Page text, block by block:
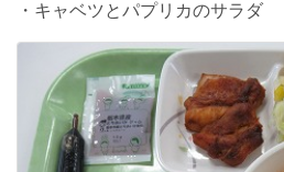
・キャベツとパプリカのサラダ